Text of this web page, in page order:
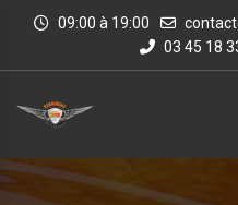
09:00 à 19:00
03 45 18